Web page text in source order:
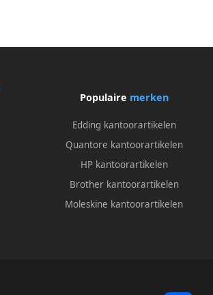
Populaire merken
Edding kantoorartikelen
Quantore kantoorartikelen
HP kantoorartikelen
Brother kantoorartikelen
Moleskine kantoorartikelen